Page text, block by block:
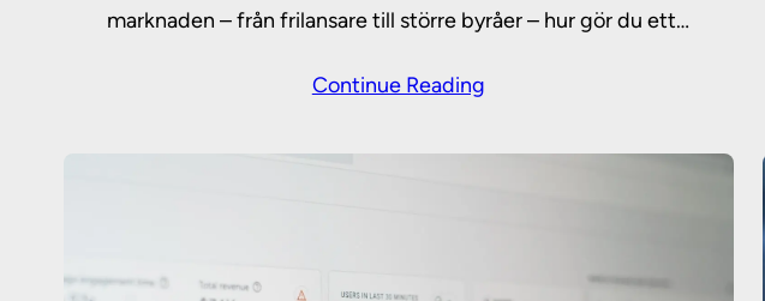
marknaden – från frilansare till större byråer – hur gör du ett…
Continue Reading